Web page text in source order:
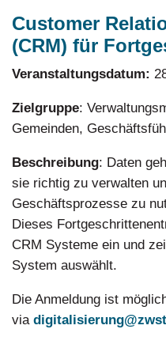
Customer
(CRM) für
Veranstaltungsdatum:
Zielgruppe:
Gemeinden,
Beschreibung: Daten
sie richtig zu verwalten
Geschäftsprozesse zu
Dieses
CRM Systeme ein und
System auswählt.
Die Anmeldung ist
via